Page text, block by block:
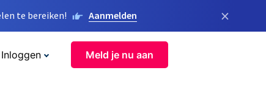
te bereiken! Aanmelden ×
Inloggen Meld je nu aan